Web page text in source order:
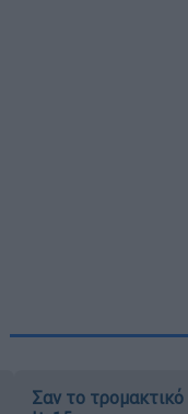
Σαν το τρομακτικό